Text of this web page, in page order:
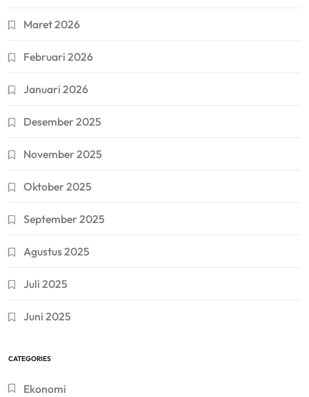
Maret 2026
Februari 2026
Januari 2026
Desember 2025
November 2025
Oktober 2025
September 2025
Agustus 2025
Juli 2025
Juni 2025
CATEGORIES
Ekonomi